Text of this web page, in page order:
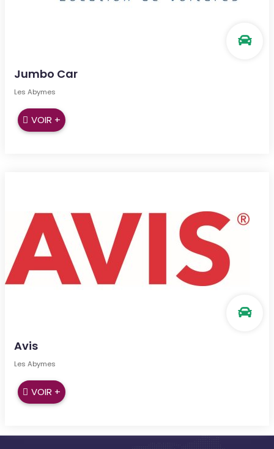
Jumbo Car
Les Abymes
VOIR +
Avis
Les Abymes
VOIR +